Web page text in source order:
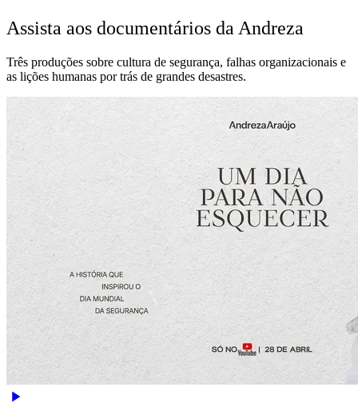
Assista aos documentários da Andreza
Três produções sobre cultura de segurança, falhas organizacionais e
as lições humanas por trás de grandes desastres.